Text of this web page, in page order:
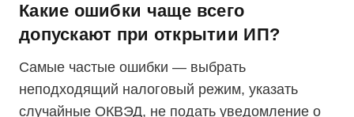
Какие ошибки чаще всего
допускают при открытии ИП?
Самые частые ошибки — выбрать
неподходящий налоговый режим, указать
случайные ОКВЭД, не подать уведомление о